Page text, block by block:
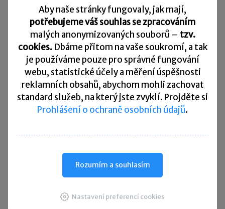
Přehled všech termínů ►
Kurzovní lístek
Načítám
hodnoty
Načítám
hodnoty
Více ▼
Užitečné informace
Aby naše stránky fungovaly, jak mají,
potřebujeme váš souhlas se zpracováním
malých anonymizovaných souborů – tzv.
cookies. Dbáme přitom na vaše soukromí, a tak
je používáme pouze pro správné fungování
webu, statistické účely a měření úspěšnosti
reklamních obsahů, abychom mohli zachovat
standard služeb, na který jste zvyklí. Projděte si
Prohlášení o ochraně osobních údajů.
Rozumím a souhlasím
Nastavení preferencí cookies